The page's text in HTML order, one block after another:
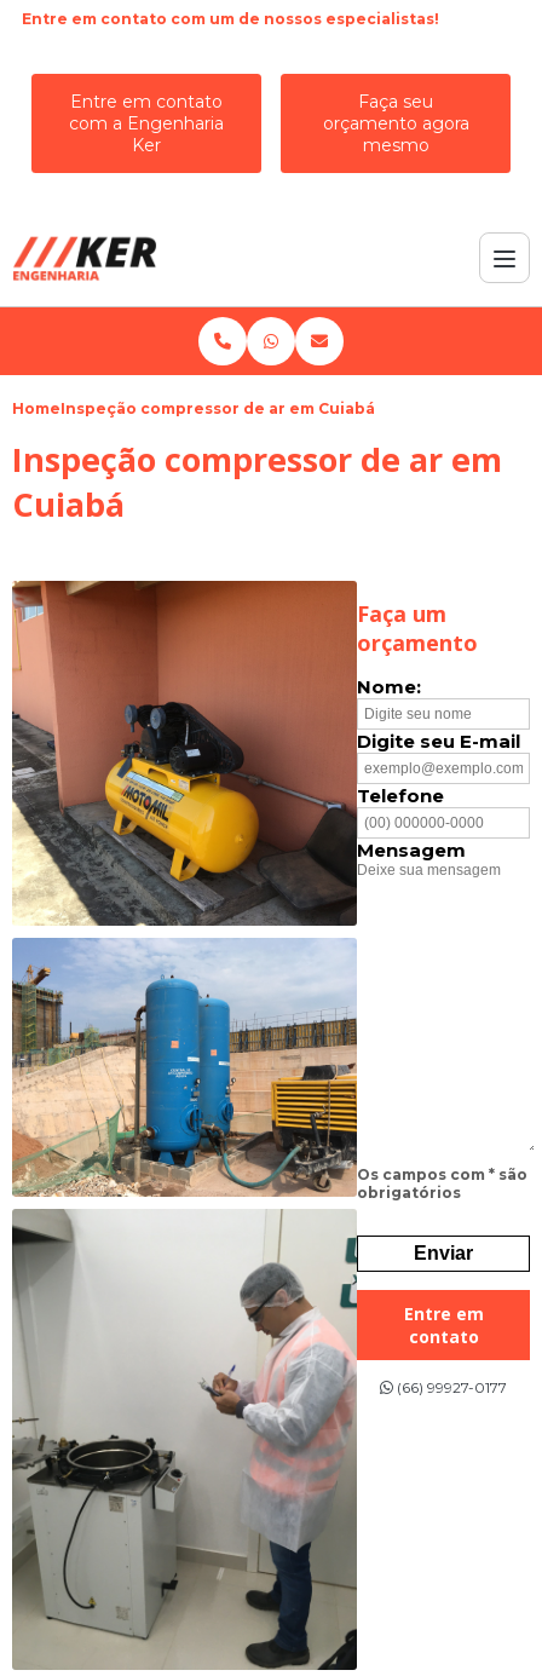
Entre em contato com um de nossos especialistas!
Entre em contato
com a Engenharia
Ker
Faça seu
orçamento agora
mesmo
HomeInspeção compressor de ar em Cuiabá
Inspeção compressor de ar em
Cuiabá
Faça um
orçamento
Nome:
Digite seu E-mail
Telefone
Mensagem
Os campos com * são
obrigatórios
Entre em
contato
(66) 99927-0177